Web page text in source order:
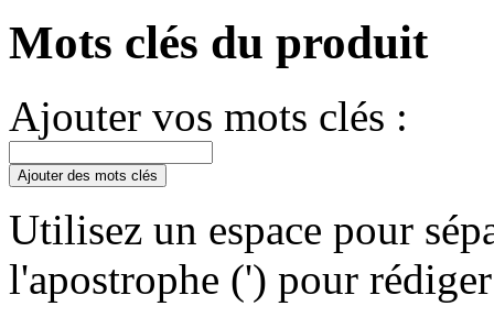
Mots clés du produit
Ajouter vos mots clés :
Ajouter des mots clés
Utilisez un espace pour
l'apostrophe (') pour